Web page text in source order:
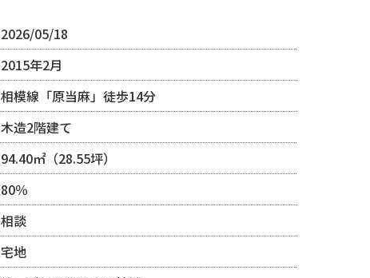
2026/05/18
2015年2月
相模線「原当麻」徒歩14分
木造2階建て
94.40㎡（28.55坪）
80％
相談
宅地